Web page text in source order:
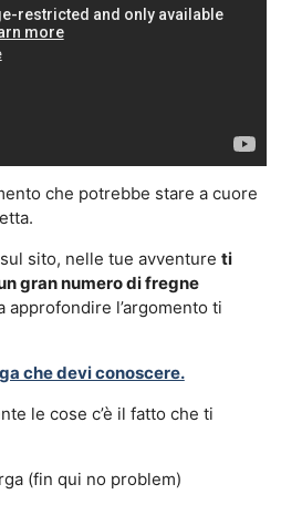
che potrebbe stare a cuore
sito, nelle tue avventure ti
gran numero di fregne
l’argomento ti
che devi conoscere.
le cose c’è il fatto che ti
(fin qui no problem)